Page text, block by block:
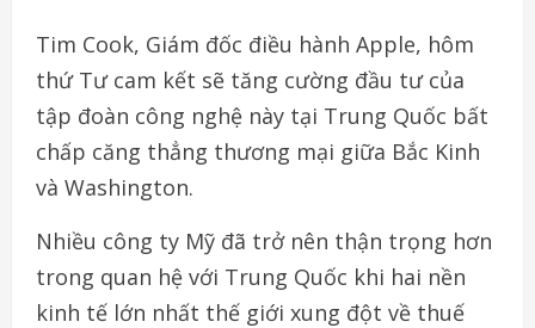
Tim Cook, Giám đốc điều hành Apple, hôm
thứ Tư cam kết sẽ tăng cường đầu tư của
tập đoàn công nghệ này tại Trung Quốc bất
chấp căng thẳng thương mại giữa Bắc Kinh
và Washington.
Nhiều công ty Mỹ đã trở nên thận trọng hơn
trong quan hệ với Trung Quốc khi hai nền
kinh tế lớn nhất thế giới xung đột về thuế